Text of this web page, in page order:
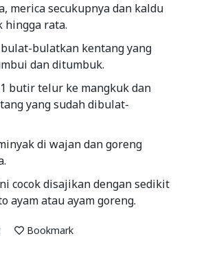
merica secukupnya dan kaldu
hingga rata.
bulatkan kentang yang
dan ditumbuk.
butir telur ke mangkuk dan
yang sudah dibulat-
di wajan dan goreng
cocok disajikan dengan sedikit
ayam atau ayam goreng.
Bookmark